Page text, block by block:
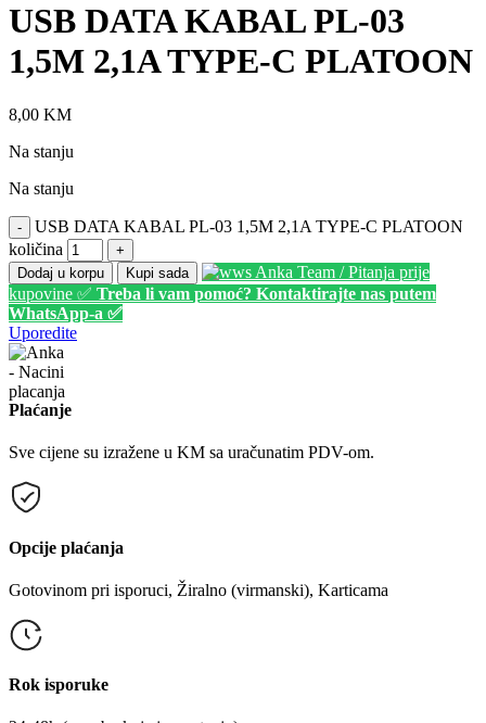
USB DATA KABAL PL-03
1,5M 2,1A TYPE-C PLATOON
8,00 KM
Na stanju
Na stanju
-
USB DATA KABAL PL-03 1,5M 2,1A TYPE-C PLATOON
količina
+
Dodaj u korpu
Kupi sada
Anka Team / Pitanja prije
kupovine ✅ Treba li vam pomoć? Kontaktirajte nas putem
WhatsApp-a ✅
Uporedite
Plaćanje
Sve cijene su izražene u KM sa uračunatim PDV-om.
Opcije plaćanja
Gotovinom pri isporuci, Žiralno (virmanski), Karticama
Rok isporuke